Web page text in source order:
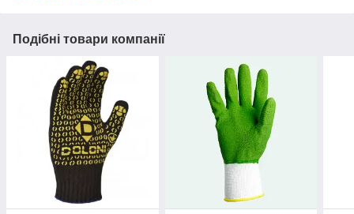
Подібні товари компанії